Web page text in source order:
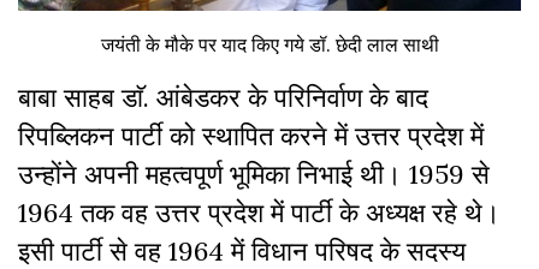
जयंती के मौके पर याद किए गये डॉ. छेदी लाल साथी
बाबा साहब डाॅ. आंबेडकर के परिनिर्वाण के बाद
रिपब्लिकन पार्टी को स्थापित करने में उत्तर प्रदेश में
उन्होंने अपनी महत्वपूर्ण भूमिका निभाई थी। 1959 से
1964 तक वह उत्तर प्रदेश में पार्टी के अध्यक्ष रहे थे।
इसी पार्टी से वह 1964 में विधान परिषद के सदस्य